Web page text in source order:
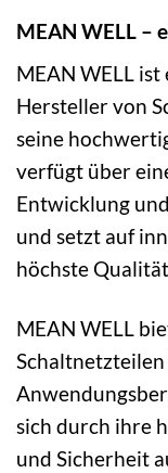
MEAN WELL –
MEAN WELL
Hersteller von
seine
verfügt über
Entwicklung
und setzt auf
höchste
MEAN WELL
sich durch ihre
und Sicherheit